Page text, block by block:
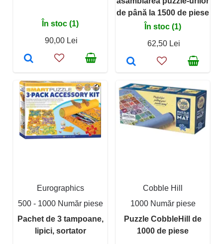
În stoc (1)
90,00 Lei
de până la 1500 de piese
În stoc (1)
62,50 Lei
Eurographics
500 - 1000 Număr piese
Pachet de 3 tampoane,
lipici, sortator
Cobble Hill
1000 Număr piese
Puzzle CobbleHill de
1000 de piese